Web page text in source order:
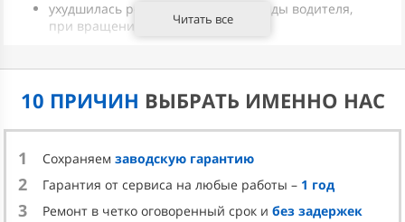
ухудшилась реакция руля на команды водителя,
при вращении ощущаются удары;
замедлилась реакция колес на команды, колеса при
выравнивании автомобиля задерживаются;
появился люфт при повороте руля;
появился непривычный шум в области системы
рулевого управления;
появились протечки гидравлического масла.
Причины неисправности:
Читать все
10 ПРИЧИН ВЫБРАТЬ ИМЕННО НАС
1 Сохраняемзаводскую гарантию
2 Гарантия от сервиса на любые работы – 1 год
3 Ремонт в четко оговоренный срок ибез задержек